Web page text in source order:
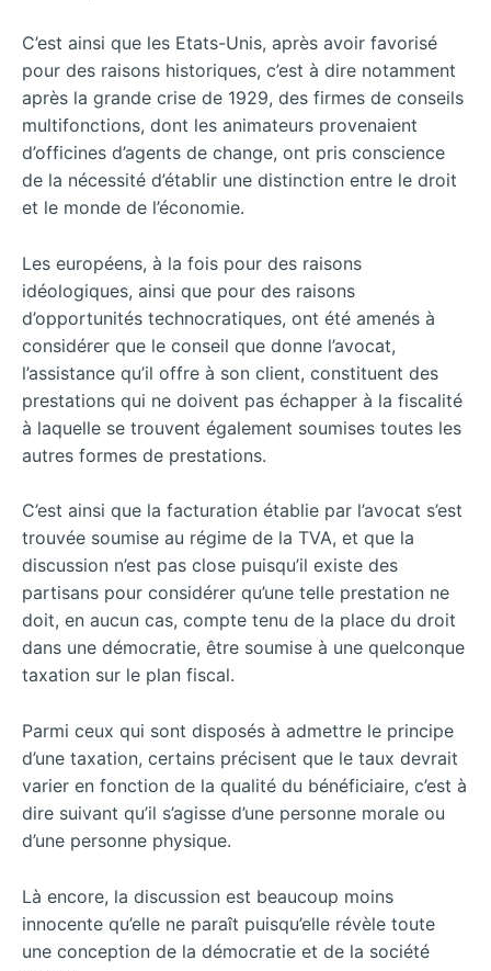
C’est ainsi que les Etats-Unis, après avoir favorisé
pour des raisons historiques, c’est à dire notamment
après la grande crise de 1929, des firmes de conseils
multifonctions, dont les animateurs provenaient
d’officines d’agents de change, ont pris conscience
de la nécessité d’établir une distinction entre le droit
et le monde de l’économie.
Les européens, à la fois pour des raisons
idéologiques, ainsi que pour des raisons
d’opportunités technocratiques, ont été amenés à
considérer que le conseil que donne l’avocat,
l’assistance qu’il offre à son client, constituent des
prestations qui ne doivent pas échapper à la fiscalité
à laquelle se trouvent également soumises toutes les
autres formes de prestations.
C’est ainsi que la facturation établie par l’avocat s’est
trouvée soumise au régime de la TVA, et que la
discussion n’est pas close puisqu’il existe des
partisans pour considérer qu’une telle prestation ne
doit, en aucun cas, compte tenu de la place du droit
dans une démocratie, être soumise à une quelconque
taxation sur le plan fiscal.
Parmi ceux qui sont disposés à admettre le principe
d’une taxation, certains précisent que le taux devrait
varier en fonction de la qualité du bénéficiaire, c’est à
dire suivant qu’il s’agisse d’une personne morale ou
d’une personne physique.
Là encore, la discussion est beaucoup moins
innocente qu’elle ne paraît puisqu’elle révèle toute
une conception de la démocratie et de la société